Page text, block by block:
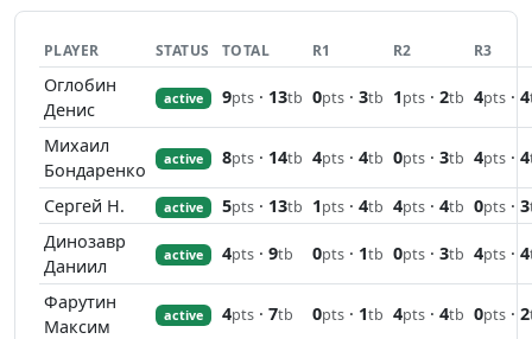
PLAYER STATUS TOTAL R1 R2 R3
Оглобин
Денис
active 9pts · 13tb 0pts · 3tb 1pts · 2tb 4pts · 4
Михаил
Бондаренко
active 8pts · 14tb 4pts · 4tb 0pts · 3tb 4pts · 4
Сергей Н. active 5pts · 13tb 1pts · 4tb 4pts · 4tb 0pts · 3
Динозавр
Даниил
active 4pts · 9tb 0pts · 1tb 0pts · 3tb 4pts · 4
Фарутин
Максим
active 4pts · 7tb 0pts · 1tb 4pts · 4tb 0pts · 2